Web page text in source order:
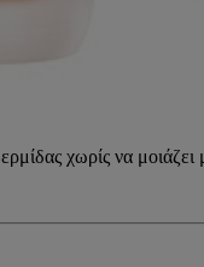
χωρίς να